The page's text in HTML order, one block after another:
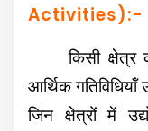
Activities):-
किसी क्षेत्र
आर्थिक
जिन क्षेत्रों में